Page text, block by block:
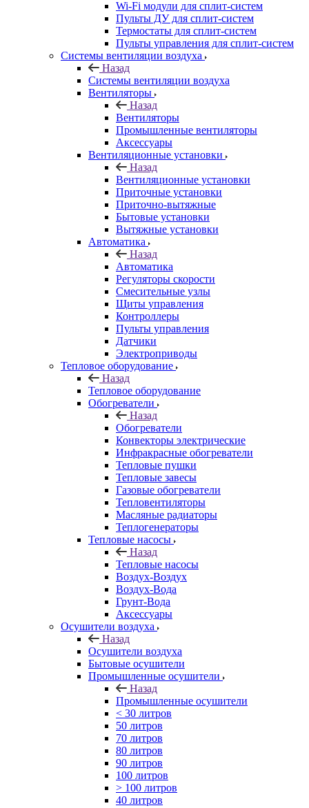
Wi-Fi модули для сплит-систем
Пульты ДУ для сплит-систем
Термостаты для сплит-систем
Пульты управления для сплит-систем
Системы вентиляции воздуха
Назад
Системы вентиляции воздуха
Вентиляторы
Назад
Вентиляторы
Промышленные вентиляторы
Аксессуары
Вентиляционные установки
Назад
Вентиляционные установки
Приточные установки
Приточно-вытяжные
Бытовые установки
Вытяжные установки
Автоматика
Назад
Автоматика
Регуляторы скорости
Смесительные узлы
Щиты управления
Контроллеры
Пульты управления
Датчики
Электроприводы
Тепловое оборудование
Назад
Тепловое оборудование
Обогреватели
Назад
Обогреватели
Конвекторы электрические
Инфракрасные обогреватели
Тепловые пушки
Тепловые завесы
Газовые обогреватели
Тепловентиляторы
Масляные радиаторы
Теплогенераторы
Тепловые насосы
Назад
Тепловые насосы
Воздух-Воздух
Воздух-Вода
Грунт-Вода
Аксессуары
Осушители воздуха
Назад
Осушители воздуха
Бытовые осушители
Промышленные осушители
Назад
Промышленные осушители
< 30 литров
50 литров
70 литров
80 литров
90 литров
100 литров
> 100 литров
40 литров